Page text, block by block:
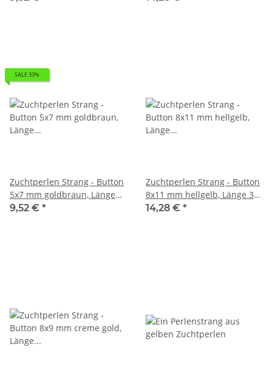
SALE 33%
Zuchtperlen Strang - Button
5x7 mm goldbraun, Länge
40 cm /7381
9,52 € *
Zuchtperlen Strang - Button
8x11 mm hellgelb, Länge 39
cm /7602
14,28 € *